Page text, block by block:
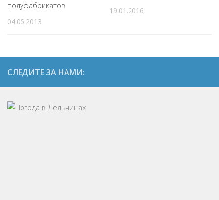
полуфабрикатов
04.05.2013
19.01.2016
СЛЕДИТЕ ЗА НАМИ: